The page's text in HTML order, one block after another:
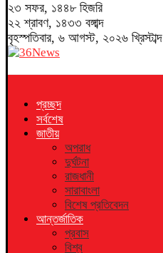
২৩ সফর, ১৪৪৮ হিজরি
২২ শ্রাবণ, ১৪৩৩ বঙ্গাব্দ
বৃহস্পতিবার, ৬ আগস্ট, ২০২৬ খ্রিস্টাব্দ
প্রচ্ছদ
সর্বশেষ
জাতীয়
অপরাধ
দুর্ঘটনা
রাজধানী
সারাবাংলা
বিশেষ প্রতিবেদন
আন্তর্জাতিক
প্রবাস
বিশ্ব